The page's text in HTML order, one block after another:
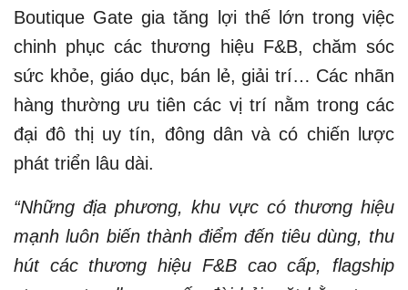
Boutique Gate gia tăng lợi thế lớn trong việc
chinh phục các thương hiệu F&B, chăm sóc
sức khỏe, giáo dục, bán lẻ, giải trí… Các nhãn
hàng thường ưu tiên các vị trí nằm trong các
đại đô thị uy tín, đông dân và có chiến lược
phát triển lâu dài.
“Những địa phương, khu vực có thương hiệu
mạnh luôn biến thành điểm đến tiêu dùng, thu
hút các thương hiệu F&B cao cấp, flagship